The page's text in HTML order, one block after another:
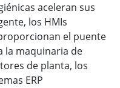
aceleran sus
los HMIs
el puente
la maquinaria de
de planta, los
ERP